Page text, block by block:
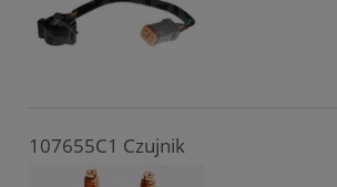
107655C1 Czujnik